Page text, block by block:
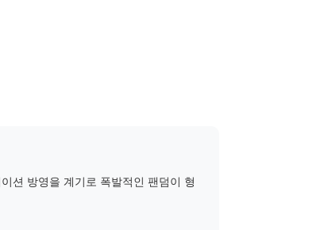
션 방영을 계기로 폭발적인 팬덤이 형